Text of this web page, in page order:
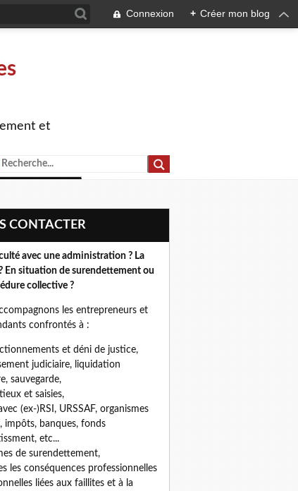
Connexion + Créer mon blog
et
CONTACTER
avec une administration ? La
En situation de surendettement ou
collective ?
les entrepreneurs et
confrontés à :
et déni de justice,
judiciaire, liquidation
sauvegarde,
et saisies,
(ex-)RSI, URSSAF, organismes
impôts, banques, fonds
etc...
de surendettement,
les conséquences professionnelles
liées aux faillites et à la